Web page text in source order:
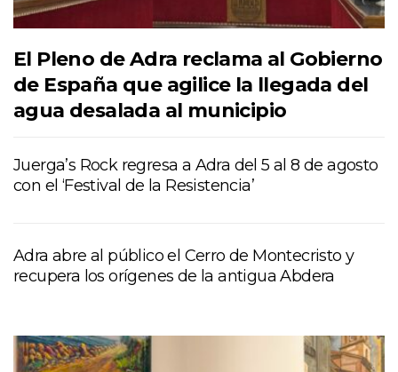
El Pleno de Adra reclama al Gobierno
de España que agilice la llegada del
agua desalada al municipio
Juerga’s Rock regresa a Adra del 5 al 8 de agosto
con el ‘Festival de la Resistencia’
Adra abre al público el Cerro de Montecristo y
recupera los orígenes de la antigua Abdera